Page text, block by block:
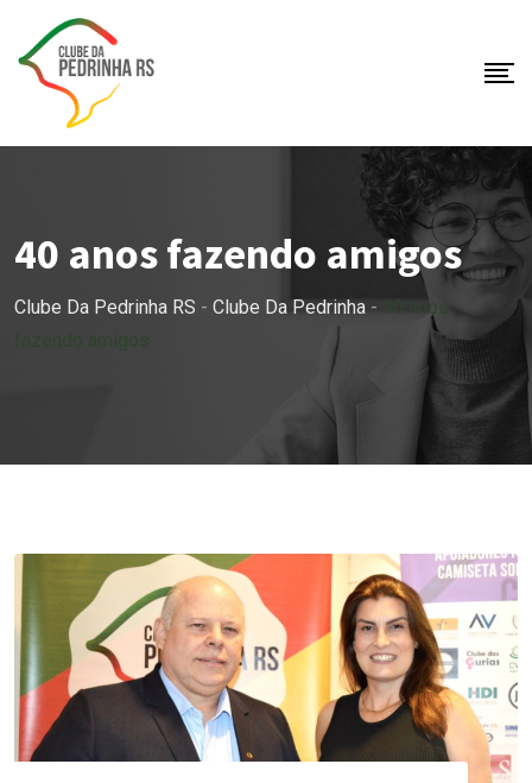
content
40 anos fazendo amigos
Clube Da Pedrinha RS - Clube Da Pedrinha -
40 anos